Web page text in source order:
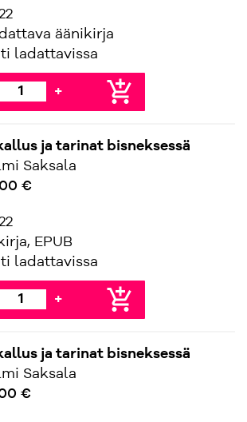
äänikirja
ladattavissa
+ add_shopping_cart
ja tarinat bisneksessä
Saksala
€
EPUB
ladattavissa
+ add_shopping_cart
ja tarinat bisneksessä
Saksala
€